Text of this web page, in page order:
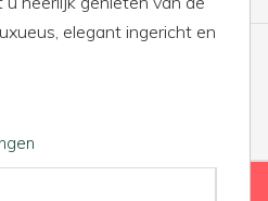
elegant ingericht en